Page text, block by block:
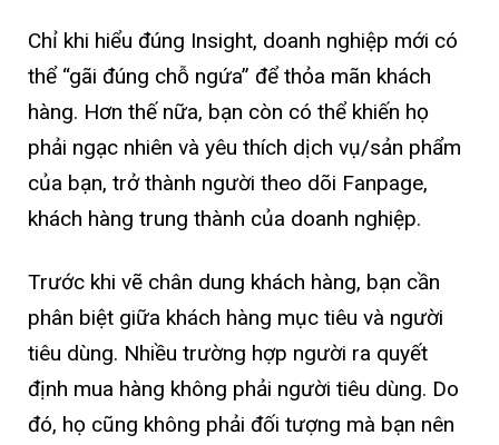
Chỉ khi hiểu đúng Insight, doanh nghiệp mới có
thể “gãi đúng chỗ ngứa” để thỏa mãn khách
hàng. Hơn thế nữa, bạn còn có thể khiến họ
phải ngạc nhiên và yêu thích dịch vụ/sản phẩm
của bạn, trở thành người theo dõi Fanpage,
khách hàng trung thành của doanh nghiệp.
Trước khi vẽ chân dung khách hàng, bạn cần
phân biệt giữa khách hàng mục tiêu và người
tiêu dùng. Nhiều trường hợp người ra quyết
định mua hàng không phải người tiêu dùng. Do
đó, họ cũng không phải đối tượng mà bạn nên